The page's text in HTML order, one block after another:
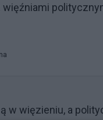
w więzieniu, a